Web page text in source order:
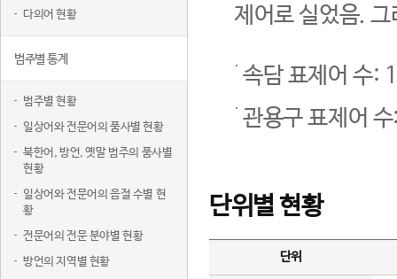
다의어 현황
범주별 통계
범주별 현황
일상어와 전문어의 품사별 현황
북한어, 방언, 옛말 범주의 품사별
현황
일상어와 전문어의 음절 수별 현
황
전문어의 전문 분야별 현황
방언의 지역별 현황
제어로 실었음.
속담 표제어 수:
관용구 표제어
단위별 현황
단위